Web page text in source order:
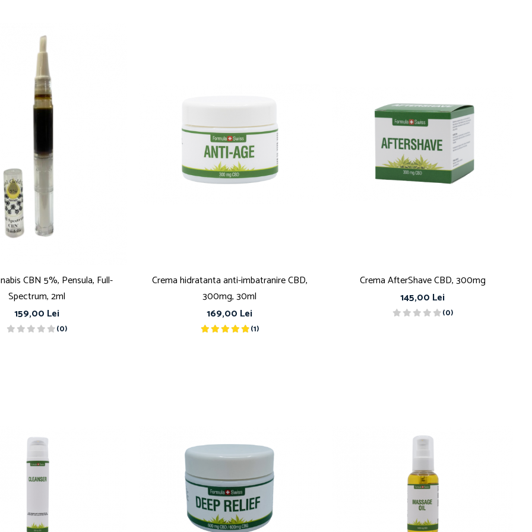
CBN 5%, Pensula, Full-
Spectrum, 2ml
159,00 Lei
(0)
Crema hidratanta anti-imbatranire CBD,
300mg, 30ml
169,00 Lei
(1)
Crema AfterShave CBD, 300mg
145,00 Lei
(0)